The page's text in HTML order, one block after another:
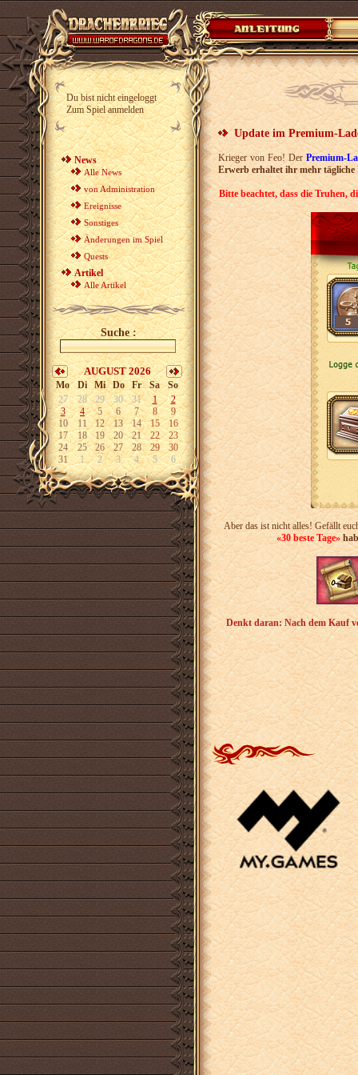
Du bist nicht eingeloggt
Zum Spiel anmelden
News
Alle News
von Administration
Ereignisse
Sonstiges
Änderungen im Spiel
Quests
Artikel
Alle Artikel
Suche :
AUGUST 2026
Mo Di Mi Do Fr Sa
So
27
28 29 30 31 1
2
3
4 5 6 7 8
9
10
11 12 13 14 15
16
17
18 19 20 21 22
23
24
25 26 27 28 29
30
31
1 2 3 4 5 6
Update im Premium-
Krieger von Feo! DerPremium-
Erwerb erhaltet ihr mehr
Bitte beachtet, dass die Truhen,
Aber das ist nicht alles! Gefällt
«30 beste Tage»
Denkt daran: Nach dem Kauf